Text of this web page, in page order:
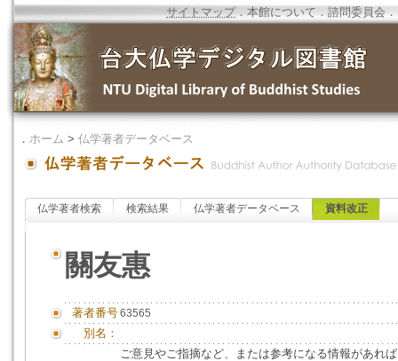
サイトマップ．本館について ．諮問委員会 ．
． ホーム > 仏学著者データベース
仏学著者検索 検索結果 仏学著者データベース 資料改正
關友惠
著者番号63565
別名：
ご意見やご指摘など、または参考になる情報があれ